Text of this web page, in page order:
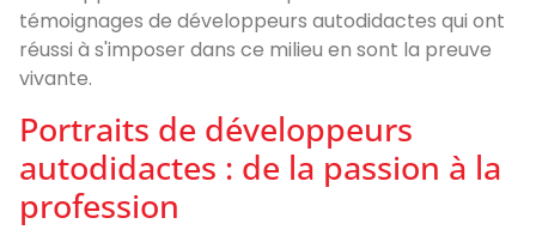
témoignages de développeurs autodidactes qui ont
réussi à s'imposer dans ce milieu en sont la preuve
vivante.
Portraits de développeurs
autodidactes : de la passion à la
profession